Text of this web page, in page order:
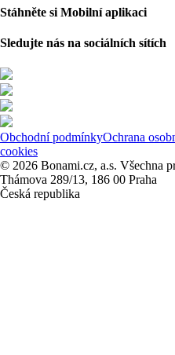
Stáhněte si Mobilní aplikaci
Sledujte nás na sociálních sítích
Obchodní podmínkyOchrana
cookies
© 2026 Bonami.cz, a.s. Všechna
Thámova 289/13, 186 00 Praha
Česká republika